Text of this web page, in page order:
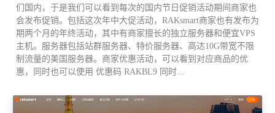
们国内，于是我们可以看到每次的国内节日促销活动期间商家也
会发布促销。包括这次年中大促活动，RAKsmart商家也有发布为
期两个月的年终活动，其中有商家擅长的独立服务器和便宜VPS
主机。服务器包括站群服务器、特价服务器、高达10G带宽不限
制流量的美国服务器。商家优惠活动，可以看到对应商品的优
惠，同时也可以使用 优惠码 RAKBL9 同时...